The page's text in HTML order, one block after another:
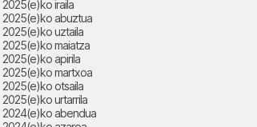
2025(e)ko iraila
2025(e)ko abuztua
2025(e)ko uztaila
2025(e)ko maiatza
2025(e)ko apirila
2025(e)ko martxoa
2025(e)ko otsaila
2025(e)ko urtarrila
2024(e)ko abendua